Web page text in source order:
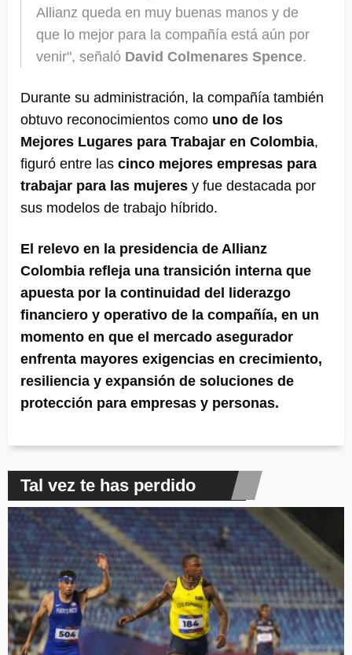
Allianz queda en muy buenas manos y de
que lo mejor para la compañía está aún por
venir", señaló David Colmenares Spence.
Durante su administración, la compañía también
obtuvo reconocimientos como uno de los
Mejores Lugares para Trabajar en Colombia,
figuró entre las cinco mejores empresas para
trabajar para las mujeres y fue destacada por
sus modelos de trabajo híbrido.
El relevo en la presidencia de Allianz
Colombia refleja una transición interna que
apuesta por la continuidad del liderazgo
financiero y operativo de la compañía, en un
momento en que el mercado asegurador
enfrenta mayores exigencias en crecimiento,
resiliencia y expansión de soluciones de
protección para empresas y personas.
Tal vez te has perdido